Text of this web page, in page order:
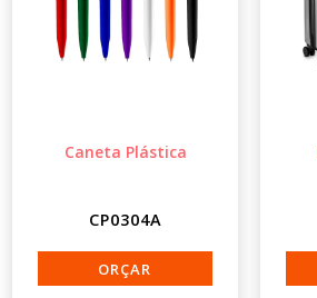
Caneta Plástica
CP0304A